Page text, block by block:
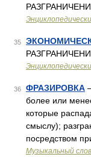
35
36 ФРАЗИРОВКА
более или
которые
смыслу);
посредством
Музыкальный